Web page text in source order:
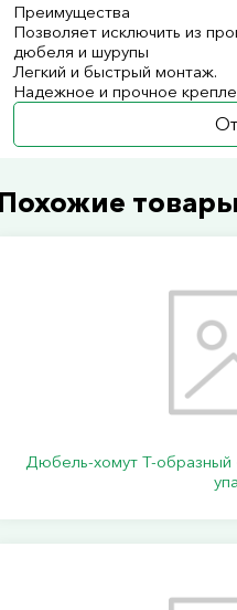
Преимущества
Позволяет исключить из
дюбеля и шурупы
Легкий и быстрый монтаж.
Надежное и прочное
товары
Дюбель-хомут Т-